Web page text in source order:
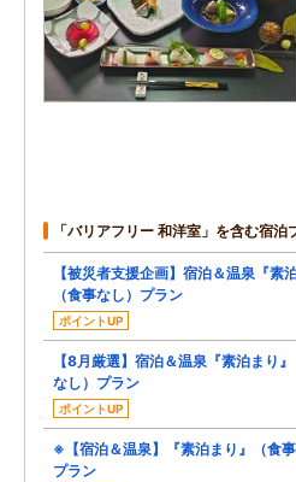
「バリアフリー 和洋室」を含む宿泊
【被災者支援企画】宿泊＆温泉『素
（食事なし）プラン
ポイントUP
【8月厳選】宿泊＆温泉『素泊まり
なし）プラン
ポイントUP
※【宿泊＆温泉】『素泊まり』（食事
プラン